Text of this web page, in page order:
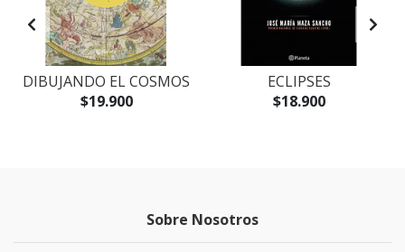
DIBUJANDO EL COSMOS
$19.900
ECLIPSES
$18.900
Sobre Nosotros